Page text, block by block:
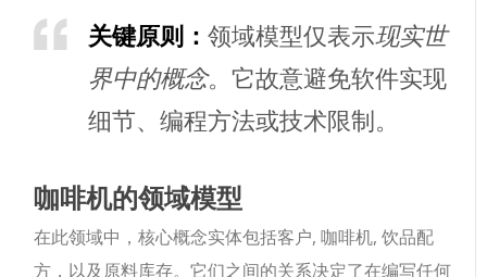
关键原则：领域模型仅表示现实世
界中的概念。它故意避免软件实现
细节、编程方法或技术限制。
咖啡机的领域模型
在此领域中，核心概念实体包括客户,咖啡机,饮品配
方 ，以及 原料库存。它们之间的关系决定了在编写任何